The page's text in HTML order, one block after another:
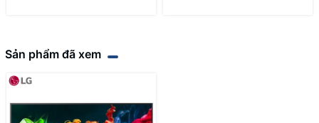
Sản phẩm đã xem